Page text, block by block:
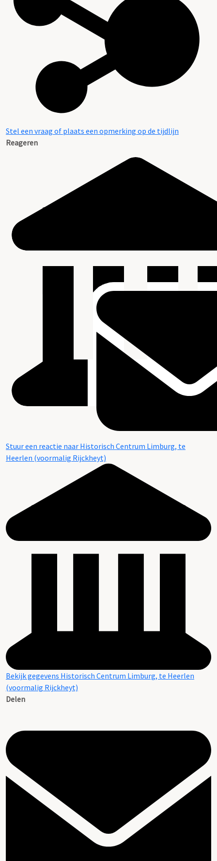
Stel een vraag of plaats een opmerking op de tijdlijn
Reageren
Stuur een reactie naar Historisch Centrum Limburg, te
Heerlen (voormalig Rijckheyt)
Bekijk gegevens Historisch Centrum Limburg, te Heerlen
(voormalig Rijckheyt)
Delen